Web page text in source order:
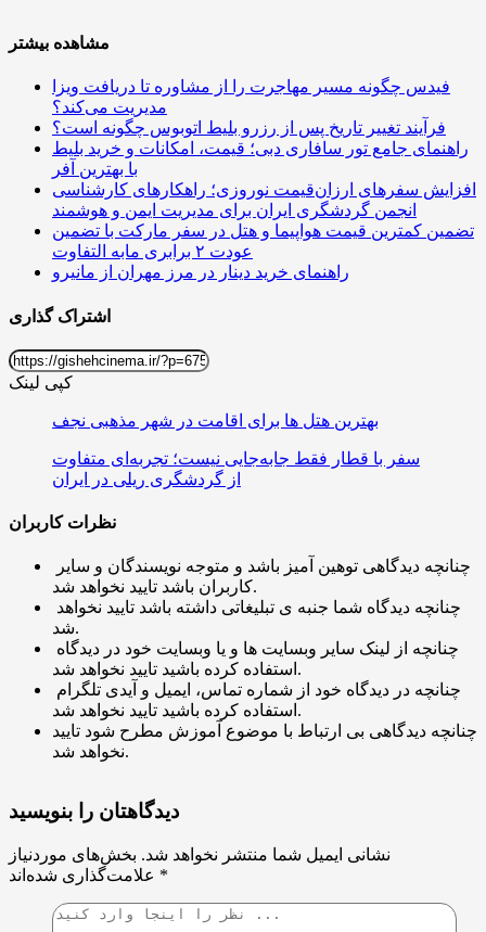
مشاهده بیشتر
فیدس چگونه مسیر مهاجرت را از مشاوره تا دریافت ویزا
مدیریت می‌کند؟
فرآیند تغییر تاریخ پس از رزرو بلیط اتوبوس چگونه است؟
راهنمای جامع تور سافاری دبی؛ قیمت، امکانات و خرید بلیط
با بهترین آفر
افزایش سفرهای ارزان‌قیمت نوروزی؛ راهکارهای کارشناسی
انجمن گردشگری ایران برای مدیریت ایمن و هوشمند
تضمین کمترین قیمت هواپیما و هتل در سفر مارکت با تضمین
عودت ۲ برابری مابه التفاوت
راهنمای خرید دینار در مرز مهران از مانیرو
اشتراک گذاری
کپی لینک
بهترین هتل ها برای اقامت در شهر مذهبی نجف
سفر با قطار فقط جابه‌جایی نیست؛ تجربه‌ای متفاوت
از گردشگری ریلی در ایران
نظرات کاربران
کاربران باشد تایید نخواهد شد.
شد.
استفاده کرده باشید تایید نخواهد شد.
استفاده کرده باشید تایید نخواهد شد.
چنانچه دیدگاهی بی ارتباط با موضوع آموزش مطرح شود تایید
نخواهد شد.
دیدگاهتان را بنویسید
نشانی ایمیل شما منتشر نخواهد شد. بخش‌های موردنیاز
*